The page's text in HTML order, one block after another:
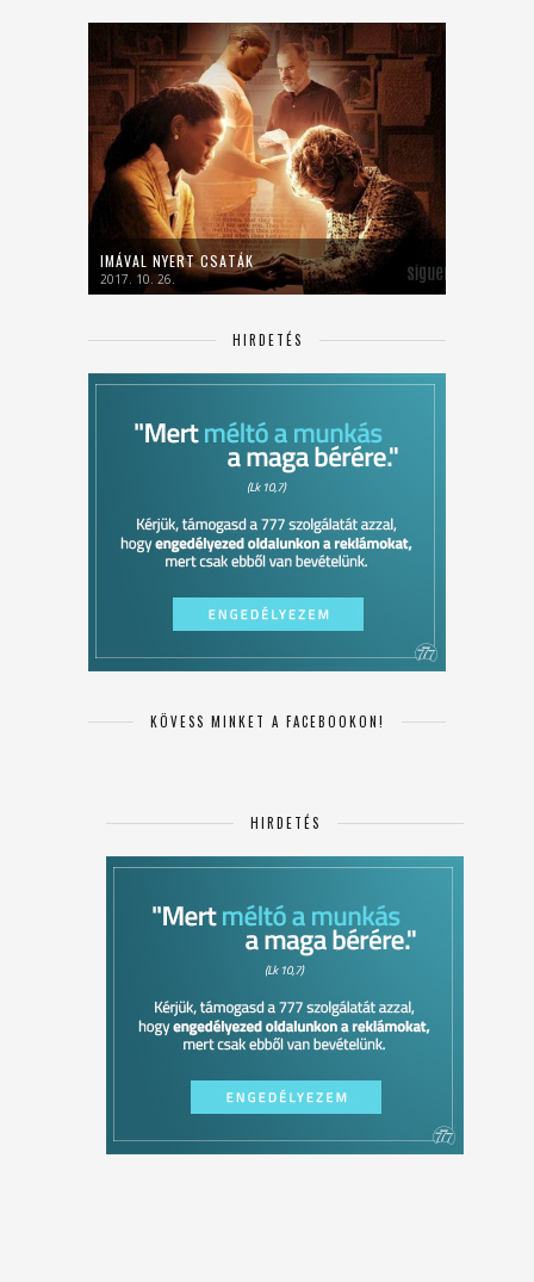
IMÁVAL NYERT CSATÁK
2017. 10. 26.
HIRDETÉS
KÖVESS MINKET A FACEBOOKON!
HIRDETÉS